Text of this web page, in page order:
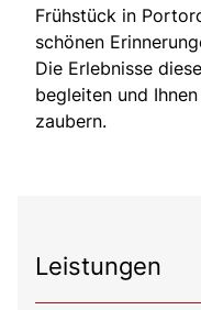
Frühstück in
schönen
Die Erlebnisse
begleiten und
zaubern.
Leistungen